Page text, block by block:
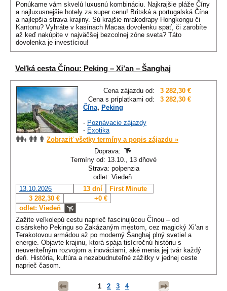
Ponúkame vám skvelú luxusnú kombináciu. Najkrajšie pláže Číny
a najluxusnejšie hotely za super cenu! Britská a portugalská Čína
a najlepšia strava krajiny. Sú krajšie mrakodrapy Hongkongu či
Kantonu? Vyhráte v kasínach Macaa dovolenku späť, či zarobíte
až keď nakúpite v najväčšej bezcolnej zóne sveta? Táto
dovolenka je investíciou!
Veľká cesta Čínou: Peking – Xi’an – Šanghaj
Cena zájazdu od:
3 282,30 €
Cena s príplatkami od:
3 282,30 €
Čína, Peking
- Poznávacie zájazdy
- Exotika
Zobraziť všetky termíny a popis zájazdu »
Doprava:
Termíny od: 13.10., 13 dňové
Strava: polpenzia
odlet: Viedeň
13.10.2026
13 dní
First Minute
3 282,30 €
+0 €
odlet: Viedeň
Zažite veľkolepú cestu naprieč fascinujúcou Čínou – od
cisárskeho Pekingu so Zakázaným mestom, cez magický Xi’an s
Terakotovou armádou až po moderný Šanghaj plný svetiel a
energie. Objavte krajinu, ktorá spája tisícročnú históriu s
neuveriteľným rozvojom a inováciami, aké menia jej tvár každý
deň. História, kultúra a nezabudnuteľné zážitky v jednej ceste
naprieč časom.
1 2 3 4